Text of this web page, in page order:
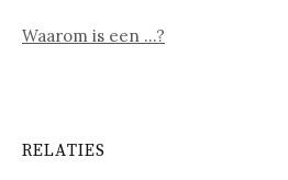
Waarom is een …?
RELATIES